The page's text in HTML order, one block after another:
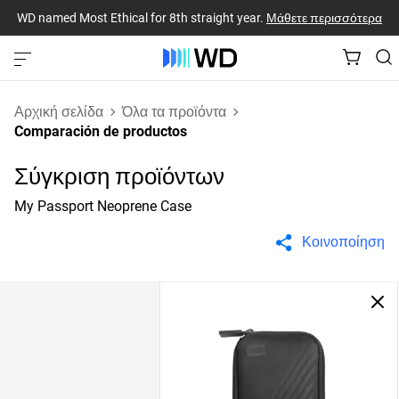
WD named Most Ethical for 8th straight year. Μάθετε περισσότερα
Αρχική σελίδα
Όλα τα προϊόντα
Comparación de productos
Σύγκριση προϊόντων
My Passport Neoprene Case
Κοινοποίηση